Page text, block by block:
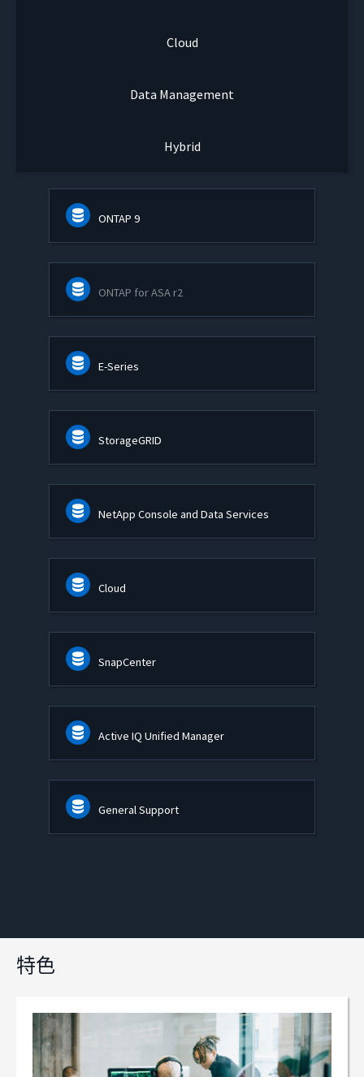
Cloud
Data Management
Hybrid
ONTAP 9
ONTAP for ASA r2
E-Series
StorageGRID
NetApp Console and Data Services
Cloud
SnapCenter
Active IQ Unified Manager
General Support
特色